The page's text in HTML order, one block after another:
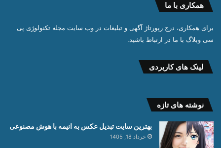
همکاری با ما
برای همکاری، درج رپورتاژ آگهی و تبلیغات در وب سایت مجله تکنولوژی پی
سی وبلاگ با ما در ارتباط باشید.
لینک های کاربردی
نوشته های تازه
بهترین سایت تبدیل عکس به انیمه با هوش مصنوعی
خرداد 18, 1405